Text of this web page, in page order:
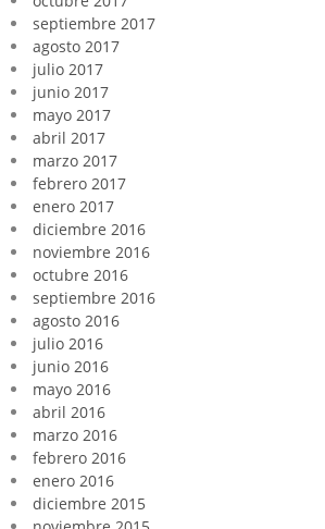
septiembre 2017
agosto 2017
julio 2017
junio 2017
mayo 2017
abril 2017
marzo 2017
febrero 2017
enero 2017
diciembre 2016
noviembre 2016
octubre 2016
septiembre 2016
agosto 2016
julio 2016
junio 2016
mayo 2016
abril 2016
marzo 2016
febrero 2016
enero 2016
diciembre 2015